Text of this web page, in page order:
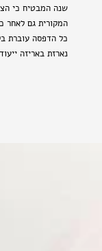
שנה המבטיח כי
המקורית גם לאחר
כל הדפסה עוברת
נארזת באריזה